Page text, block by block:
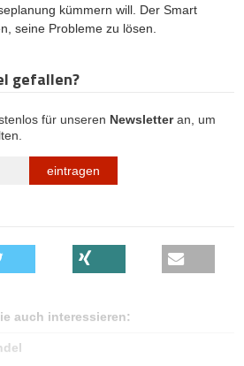
kümmern will. Der Smart
seine Probleme zu lösen.
gefallen?
für unseren Newsletteran, um
eintragen
auch interessieren: